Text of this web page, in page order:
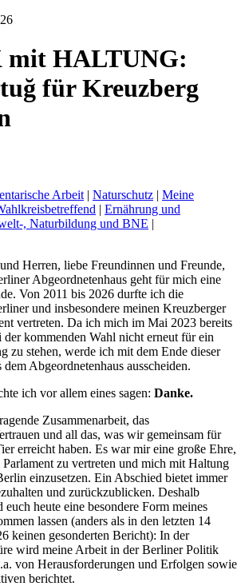
HALTUNG:
für Kreuzberg
Arbeit | Naturschutz | Meine
| Ernährung und
, Naturbildung und BNE |
Herren, liebe Freundinnen und Freunde,
Abgeordnetenhaus geht für mich eine
Von 2011 bis 2026 durfte ich die
und insbesondere meinen Kreuzberger
vertreten. Da ich mich im Mai 2023 bereits
der kommenden Wahl nicht erneut für ein
zu stehen, werde ich mit dem Ende dieser
Abgeordnetenhaus ausscheiden.
ich vor allem eines sagen: Danke.
Zusammenarbeit, das
und all das, was wir gemeinsam für
erreicht haben. Es war mir eine große Ehre,
zu vertreten und mich mit Haltung
einzusetzen. Ein Abschied bietet immer
und zurückzublicken. Deshalb
heute eine besondere Form meines
lassen (anders als in den letzten 14
keinen gesonderten Bericht): In der
wird meine Arbeit in der Berliner Politik
von Herausforderungen und Erfolgen sowie
berichtet.